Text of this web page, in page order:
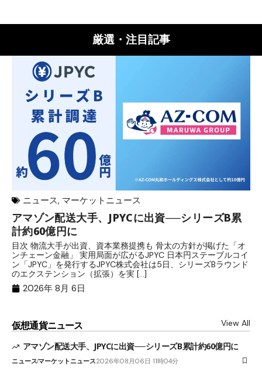
厳選・注目記事
ニュース, マーケットニュース
アマゾン配送大手、JPYCに出資──シリーズB累
計約60億円に
目次 物流大手が出資、資本業務提携も 骨太の方針が掲げた「オ
ンチェーン金融」 実用局面が広がるJPYC 日本円ステーブルコイ
ン「JPYC」を発行するJPYC株式会社は5日、シリーズBラウンド
のエクステンション（拡張）を実 […]
2026年 8月 6日
仮想通貨ニュース View All
アマゾン配送大手、JPYCに出資──シリーズB累計約60億円に
ニュースマーケットニュース2026年08月06日 11時04分